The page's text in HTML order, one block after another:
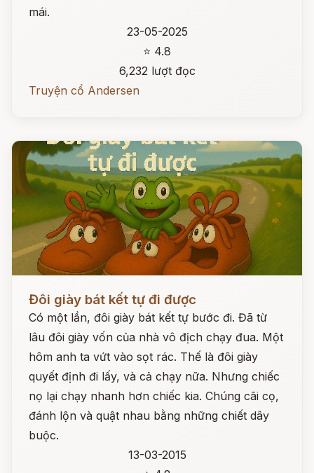
mái.
23-05-2025
⭐ 4.8
6,232 lượt đọc
Truyện cổ Andersen
Đôi giày bát kết tự đi được
Có một lần, đôi giày bát kết tự bước đi. Đã từ
lâu đôi giày vốn của nhà vô địch chạy đua. Một
hôm anh ta vứt vào sọt rác. Thế là đôi giày
quyết định đi lấy, và cả chạy nữa. Nhưng chiếc
nọ lại chạy nhanh hơn chiếc kia. Chúng cãi cọ,
đánh lộn và quật nhau bằng những chiết dây
buộc.
13-03-2015